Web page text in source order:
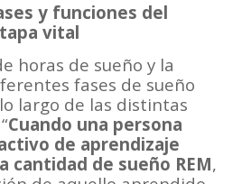
y funciones del
vital
horas de sueño y la
fases de sueño
largo de las distintas
Cuando una persona
de aprendizaje
cantidad de sueño REM,